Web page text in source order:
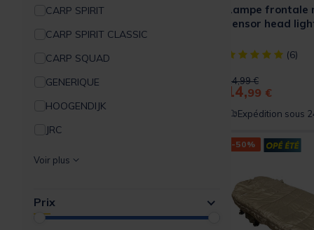
Découverte Pêche à la Carpe
Lampes
Chariots
Energie
CARP SPIRIT
CARP SPIRIT CLASSIC
CARP SQUAD
GENERIQUE
HOOGENDIJK
JRC
KORDA
NASH
Voir plus
Prix
Lampe frontale
sensor head
[object Object]
(6)
Price reduced from
24,99 €to
14,99 €
Expédition sous
-50%